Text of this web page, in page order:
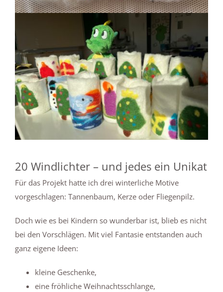
20 Windlichter – und jedes ein Unikat
Für das Projekt hatte ich drei winterliche Motive
vorgeschlagen: Tannenbaum, Kerze oder Fliegenpilz.
Doch wie es bei Kindern so wunderbar ist, blieb es nicht
bei den Vorschlägen. Mit viel Fantasie entstanden auch
ganz eigene Ideen:
kleine Geschenke,
eine fröhliche Weihnachtsschlange,